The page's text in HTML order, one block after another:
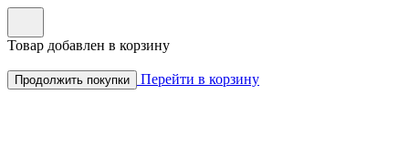
Товар добавлен в корзину
Продолжить покупки Перейти в корзину